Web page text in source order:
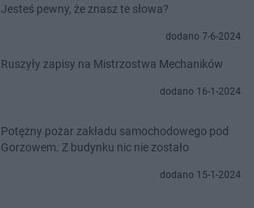
Jesteś pewny, że znasz te słowa?
dodano 7-6-2024
Ruszyły zapisy na Mistrzostwa Mechaników
dodano 16-1-2024
Potężny pożar zakładu samochodowego pod
Gorzowem. Z budynku nic nie zostało
dodano 15-1-2024